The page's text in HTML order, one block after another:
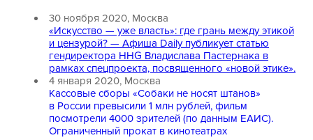
30 ноября 2020, Москва
«Искусство — уже власть»: где грань между этикой
и цензурой? — Афиша Daily публикует статью
гендиректора HHG Владислава Пастернака в
рамках спецпроекта, посвященного «новой этике».
4 января 2020, Москва
Кассовые сборы «Собаки не носят штанов»
в России превысили 1 млн рублей, фильм
посмотрели 4000 зрителей (по данным ЕАИС).
Ограниченный прокат в кинотеатрах